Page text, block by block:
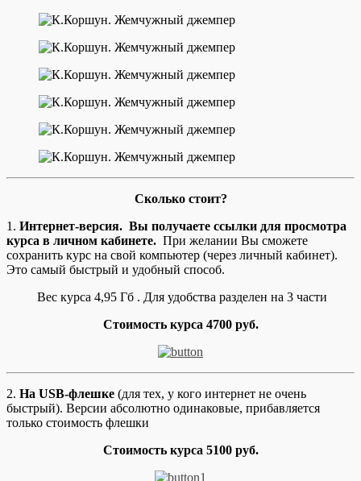
Сколько стоит?
1. Интернет-версия. Вы получаете ссылки для просмотра
курса в личном кабинете. При желании Вы сможете
сохранить курс на свой компьютер (через личный кабинет).
Это самый быстрый и удобный способ.
Вес курса 4,95 Гб . Для удобства разделен на 3 части
Стоимость курса 4700 руб.
2. На USB-флешке (для тех, у кого интернет не очень
быстрый). Версии абсолютно одинаковые, прибавляется
только стоимость флешки
Стоимость курса 5100 руб.